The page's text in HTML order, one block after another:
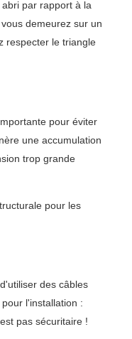
par rapport à la
demeurez sur un
respecter le triangle
pour éviter
une accumulation
trop grande
pour les
des câbles
l'installation :
pas sécuritaire !